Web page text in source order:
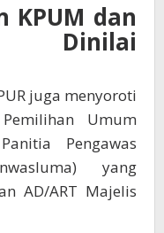
KPUM dan
Dinilai
juga menyoroti
Umum
Pengawas
yang
AD/ART Majelis